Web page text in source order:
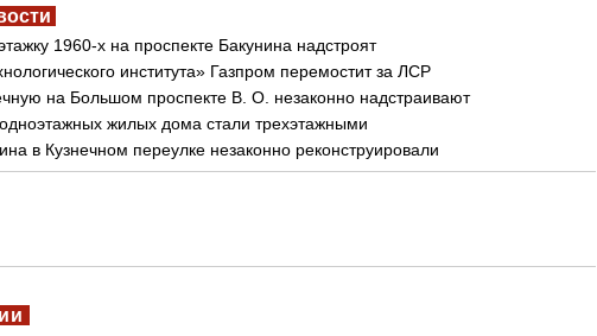
1960-х на проспекте Бакунина надстроят
института» Газпром перемостит за ЛСР
на Большом проспекте В. О. незаконно надстраивают
жилых дома стали трехэтажными
в Кузнечном переулке незаконно реконструировали